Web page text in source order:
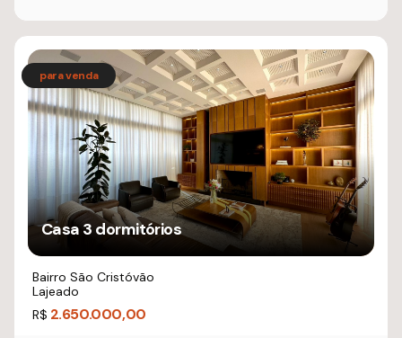
Casa 3 dormitórios
Bairro São Cristóvão
Lajeado
R$ 2.650.000,00